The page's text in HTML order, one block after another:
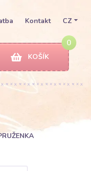
Kontakt CZ
0
KOŠÍK